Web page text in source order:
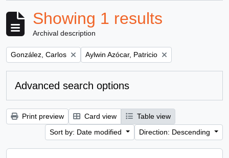
Showing 1 results
Archival description
Remove filter:
González, Carlos Remove filter:
Aylwin Azócar, Patricio
Advanced search options
Print preview Card view
Table view
Sort by: Date modified
Direction: Descending